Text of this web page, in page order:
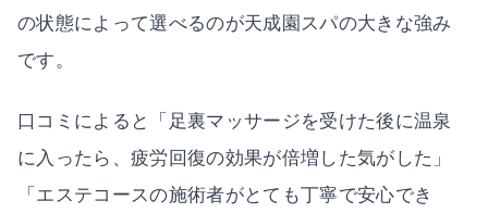
の状態によって選べるのが天成園スパの大きな強み
です。
口コミによると「足裏マッサージを受けた後に温泉
に入ったら、疲労回復の効果が倍増した気がした」
「エステコースの施術者がとても丁寧で安心でき